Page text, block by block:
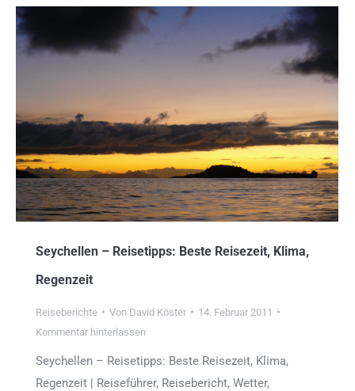
Seychellen – Reisetipps: Beste Reisezeit, Klima,
Regenzeit
Reiseberichte Von David Köster
14. Februar 2011
Kommentar hinterlassen
Seychellen – Reisetipps: Beste Reisezeit, Klima,
Regenzeit | Reiseführer, Reisebericht, Wetter,